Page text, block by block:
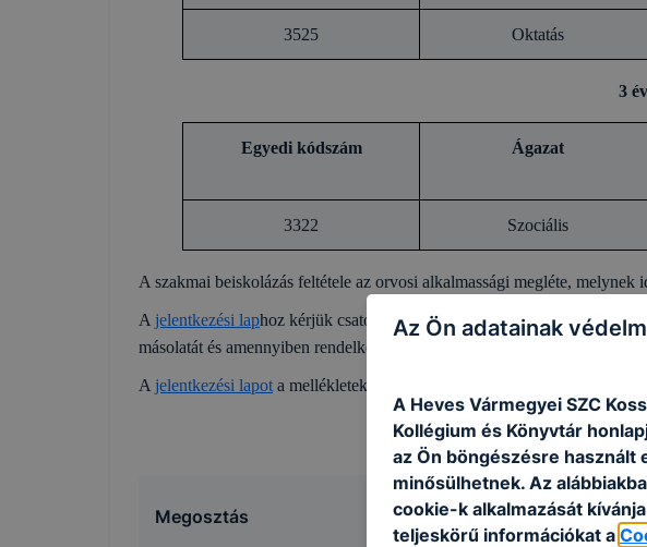
3525 Oktatás
3
Egyedi kódszám Ágazat
3322 Szociális
A szakmai beiskolázás feltétele az orvosi alkalmassági megléte,
A jelentkezési laphoz kérjük csatolni a központi írásbeli felvételi
másolatát és amennyiben rendelkezésre áll a 8. év végi bizonyítvány
A jelentkezési lapot a mellékletekkel együtt kérjük személyesen, vagy
Megosztás
Az Ön adatainak
A Heves Vármegyei SZC
Kollégium és Könyvtár
az Ön böngészésre használt
minősülhetnek. Az
cookie-k alkalmazását
teljeskörű információkat a